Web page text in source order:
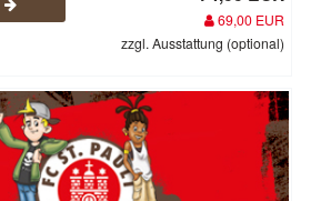
69,00 EUR
zzgl. Ausstattung (optional)